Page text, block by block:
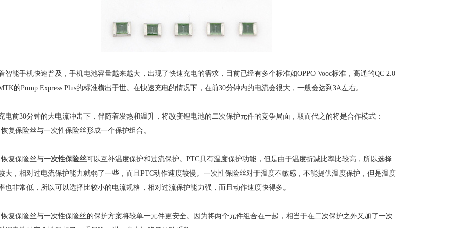
智能手机快速普及，手机电池容量越来越大，出现了快速充电的需求，目前已经有多个标准如OPPO Vooc标准，高通的QC 2.0
的Pump Express Plus的标准横出于世。在快速充电的情况下，在前30分钟内的电流会很大，一般会达到3A左右。
电前30分钟的大电流冲击下，伴随着发热和温升，将改变锂电池的二次保护元件的竞争局面，取而代之的将是合作模式：
恢复保险丝与一次性保险丝形成一个保护组合。
恢复保险丝与一次性保险丝可以互补温度保护和过流保护。PTC具有温度保护功能，但是由于温度折减比率比较高，所以选择
大，相对过电流保护能力就弱了一些，而且PTC动作速度较慢。一次性保险丝对于温度不敏感，不能提供温度保护，但是温度
也非常低，所以可以选择比较小的电流规格，相对过流保护能力强，而且动作速度快得多。
恢复保险丝与一次性保险丝的保护方案将较单一元件更安全。因为将两个元件组合在一起，相当于在二次保护之外又加了一次